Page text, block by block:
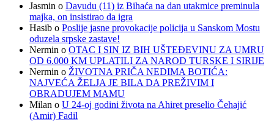
Jasmin o Davudu (11) iz Bihaća na dan utakmice preminula
majka, on insistirao da igra
Hasib o Poslije jasne provokacije policija u Sanskom Mostu
oduzela srpske zastave!
Nermin o OTAC I SIN IZ BIH UŠTEĐEVINU ZA UMRU
OD 6.000 KM UPLATILI ZA NAROD TURSKE I SIRIJE
Nermin o ŽIVOTNA PRIČA NEDIMA BOTIĆA:
NAJVEĆA ŽELJA JE BILA DA PREŽIVIM I
OBRADUJEM MAMU
Milan o U 24-oj godini života na Ahiret preselio Čehajić
(Amir) Fadil